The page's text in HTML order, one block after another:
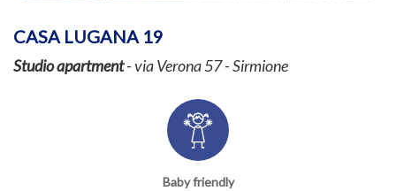
CASA LUGANA 19
Studio apartment- via Verona 57 - Sirmione
Baby friendly